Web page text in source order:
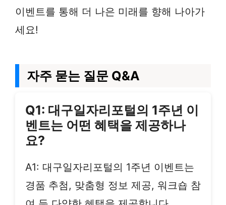
이벤트를 통해 더 나은 미래를 향해 나아가
세요!
자주 묻는 질문 Q&A
Q1: 대구일자리포털의 1주년 이
벤트는 어떤 혜택을 제공하나
요?
A1: 대구일자리포털의 1주년 이벤트는
경품 추첨, 맞춤형 정보 제공, 워크숍 참